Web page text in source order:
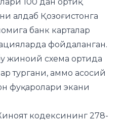
алдаб Қозоғистонга
банк карталар
фойдаланган.
жиноий схема ортида
тургани, аммо асосий
фуқаролари экани
кодексининг 278-